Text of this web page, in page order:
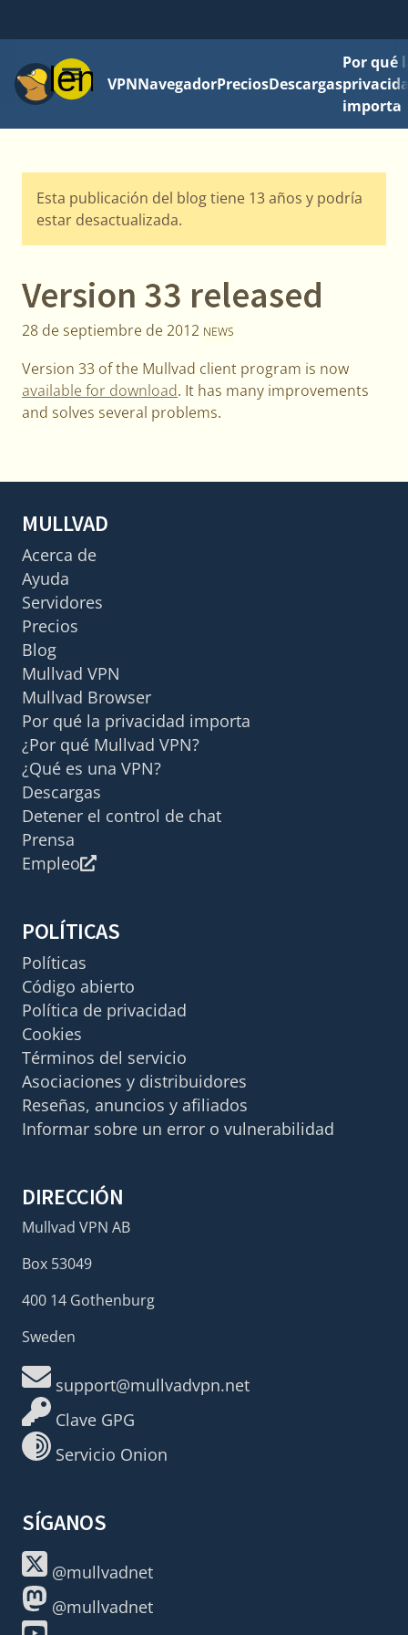
MenúVPNNavegadorPreciosDescargas
Por qué
importa
Esta publicación del blog tiene 13 años y podría
estar desactualizada.
Version 33 released
28 de septiembre de 2012 NEWS
Version 33 of the Mullvad client program is now
available for download. It has many improvements
and solves several problems.
MULLVAD
Acerca de
Ayuda
Servidores
Precios
Blog
Mullvad VPN
Mullvad Browser
Por qué la privacidad importa
¿Por qué Mullvad VPN?
¿Qué es una VPN?
Descargas
Detener el control de chat
Prensa
Empleo
POLÍTICAS
Políticas
Código abierto
Política de privacidad
Cookies
Términos del servicio
Asociaciones y distribuidores
Reseñas, anuncios y afiliados
Informar sobre un error o vulnerabilidad
DIRECCIÓN
Mullvad VPN AB
Box 53049
400 14 Gothenburg
Sweden
support@mullvadvpn.net
Clave GPG
Servicio Onion
SÍGANOS
@mullvadnet
@mullvadnet